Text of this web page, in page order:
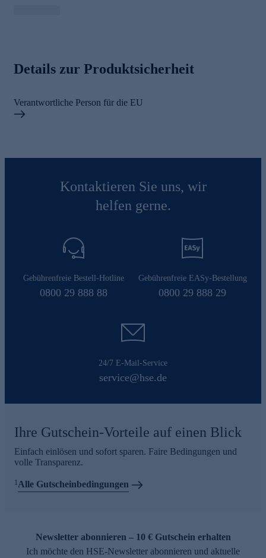
Details zur Produktsicherheit
Verantwortliche Person für die EU
Kontaktieren Sie uns, wir
helfen gerne.
Gebührenfreie Bestell-Hotline
0800 29 888 88
Gebührenfreie EASy-Bestellung
0800 29 888 29
24/7 E-Mail-Service
service@hse.de
Ihre Gutschein-Vorteile auf einen Blick
Einfach einlösen und sofort sparen. Faire Bedingungen und
volle Transparenz.
1 Alle Gutscheinbedingungen
Newsletter abonnieren – 10 € Gutschein erhalten
Ich möchte den HSE-Newsletter abonnieren und aktuelle